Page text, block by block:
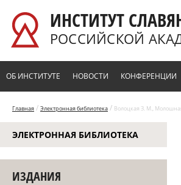
ИНСТИТУТ
РОССИЙСКОЙ
ОБ ИНСТИТУТЕ НОВОСТИ КОНФЕРЕНЦИИ
Главная / Электронная библиотека / Волоцкая З. М.,
ЭЛЕКТРОННАЯ БИБЛИОТЕКА
ИЗДАНИЯ